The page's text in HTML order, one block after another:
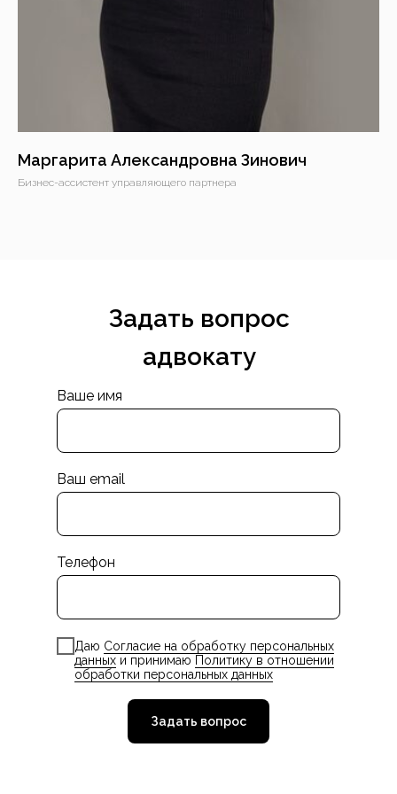
Маргарита Александровна Зинович
Бизнес-ассистент управляющего партнера
Задать вопрос
адвокату
Ваше имя
Ваш email
Телефон
Даю Согласие на обработку персональных
данных и принимаю Политику в отношении
обработки персональных данных
Задать вопрос